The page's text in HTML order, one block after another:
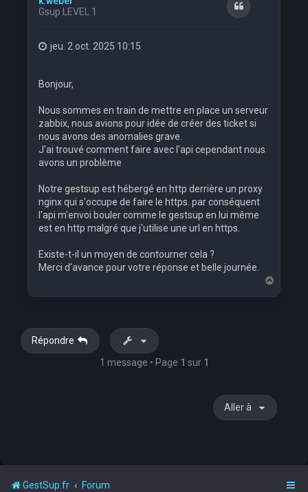
Gsup LEVEL 1
Citation
jeu. 2 oct. 2025 10:15
Bonjour,
Nous sommes en train de mettre en place un serveur
zabbix, nous avions pour idée de créer des ticket si
nous avons des anomalies grave.
J'ai trouvé comment faire avec l'api cependant nous
avons un problème
Notre gestsup est hébergé en http derrière un proxy
nginx qui s'occupe de faire le https. par conséquent
l'api m'envoi bouler comme le gestsup en lui même
est en http malgré que j'utilise une url en https.
Existe-t-il un moyen de contourner cela ?
Merci d'avance pour votre réponse et belle journée.
a
Répondre
1 message • Page 1 sur 1
Aller à
GestSup.fr Forum